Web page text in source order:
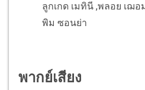
ลูกเกด เมทินี ,พลอย เฌอ
พิม ซอนย่า
พากย์เสียง